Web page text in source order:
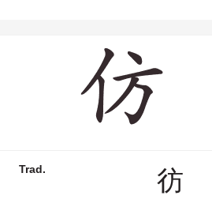
Trad. 彷